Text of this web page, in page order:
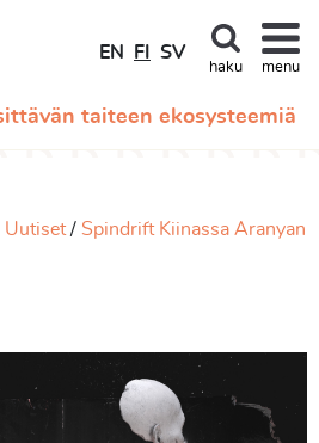
taiteen ekosysteemiä
EN FI SV
haku menu
Uutiset
Spindrift Kiinassa Aranyan